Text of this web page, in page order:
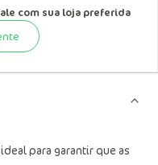
com sua loja preferida